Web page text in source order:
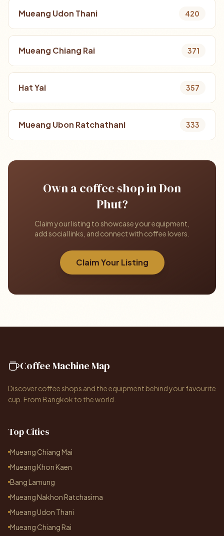
Mueang Udon Thani 420
Mueang Chiang Rai 371
Hat Yai 357
Mueang Ubon Ratchathani 333
Own a coffee shop in Don
Phut?
Claim your listing to showcase your equipment,
add social links, and connect with coffee lovers.
Claim Your Listing
Coffee Machine Map
Discover coffee shops and the equipment behind your favourite
cup. From Bangkok to the world.
Top Cities
Mueang Chiang Mai
Mueang Khon Kaen
Bang Lamung
Mueang Nakhon Ratchasima
Mueang Udon Thani
Mueang Chiang Rai